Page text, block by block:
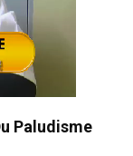
Paludisme